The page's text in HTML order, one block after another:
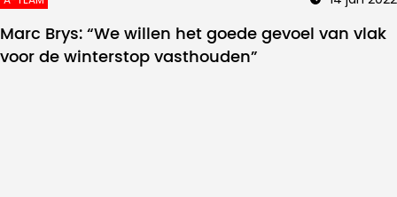
Marc Brys: “We willen het goede gevoel van vlak
voor de winterstop vasthouden”